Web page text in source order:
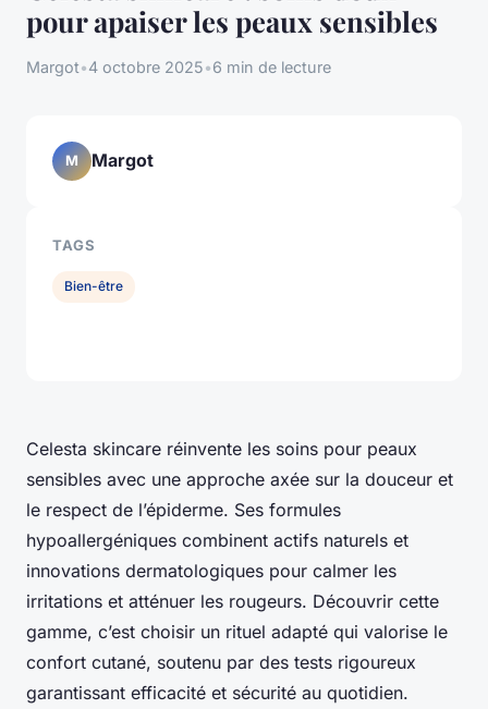
pour apaiser les peaux sensibles
Margot•4 octobre 2025•6 min de lecture
Celesta skincare réinvente les soins pour peaux
sensibles avec une approche axée sur la douceur et
le respect de l’épiderme. Ses formules
hypoallergéniques combinent actifs naturels et
innovations dermatologiques pour calmer les
irritations et atténuer les rougeurs. Découvrir cette
gamme, c’est choisir un rituel adapté qui valorise le
confort cutané, soutenu par des tests rigoureux
garantissant efficacité et sécurité au quotidien.
M Margot
TAGS
Bien-être